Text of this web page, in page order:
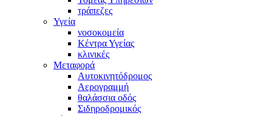
τράπεζες
Υγεία
νοσοκομεία
Κέντρα Υγείας
κλινικές
Μεταφορά
Αυτοκινητόδρομος
Αερογραμμή
θαλάσσια οδός
Σιδηροδρομικός